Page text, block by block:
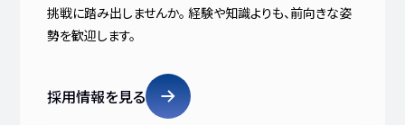
挑戦に踏み出しませんか。 経験や知識よりも、前向きな姿
勢を歓迎します。
採用情報を見る